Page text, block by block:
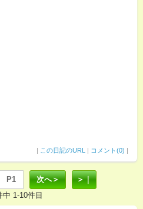
| この日記のURL | コメント(0) |
P1 次へ＞
＞｜
中 1-10件目